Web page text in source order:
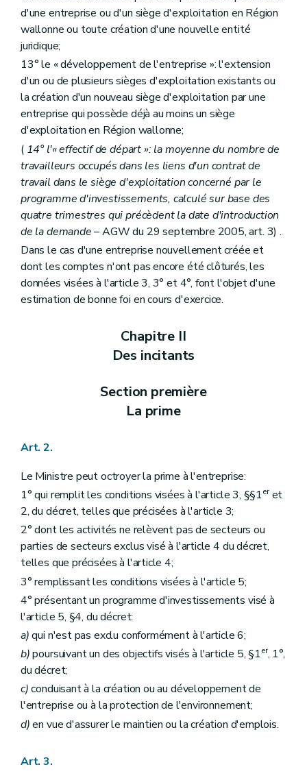
d'une entreprise ou d'un siège d'exploitation en Région
wallonne ou toute création d'une nouvelle entité
juridique;
13° le « développement de l'entreprise »: l'extension
d'un ou de plusieurs sièges d'exploitation existants ou
la création d'un nouveau siège d'exploitation par une
entreprise qui possède déjà au moins un siège
d'exploitation en Région wallonne;
( 14° l'« effectif de départ »: la moyenne du nombre de
travailleurs occupés dans les liens d'un contrat de
travail dans le siège d'exploitation concerné par le
programme d'investissements, calculé sur base des
quatre trimestres qui précèdent la date d'introduction
de la demande– AGW du 29 septembre 2005, art. 3) .
Dans le cas d'une entreprise nouvellement créée et
dont les comptes n'ont pas encore été clôturés, les
données visées à l'article 3, 3° et 4°, font l'objet d'une
estimation de bonne foi en cours d'exercice.
Chapitre II
Des incitants
Section première
La prime
Art. 2.
Le Ministre peut octroyer la prime à l'entreprise:
1° qui remplit les conditions visées à l'article 3, §§1eret
2, du décret, telles que précisées à l'article 3;
2° dont les activités ne relèvent pas de secteurs ou
parties de secteurs exclus visé à l'article 4 du décret,
telles que précisées à l'article 4;
3° remplissant les conditions visées à l'article 5;
4° présentant un programme d'investissements visé à
l'article 5, §4, du décret:
a)qui n'est pas exclu conformément à l'article 6;
b)poursuivant un des objectifs visés à l'article 5, §1er, 1°,
du décret;
c)conduisant à la création ou au développement de
l'entreprise ou à la protection de l'environnement;
d)en vue d'assurer le maintien ou la création d'emplois.
Art. 3.